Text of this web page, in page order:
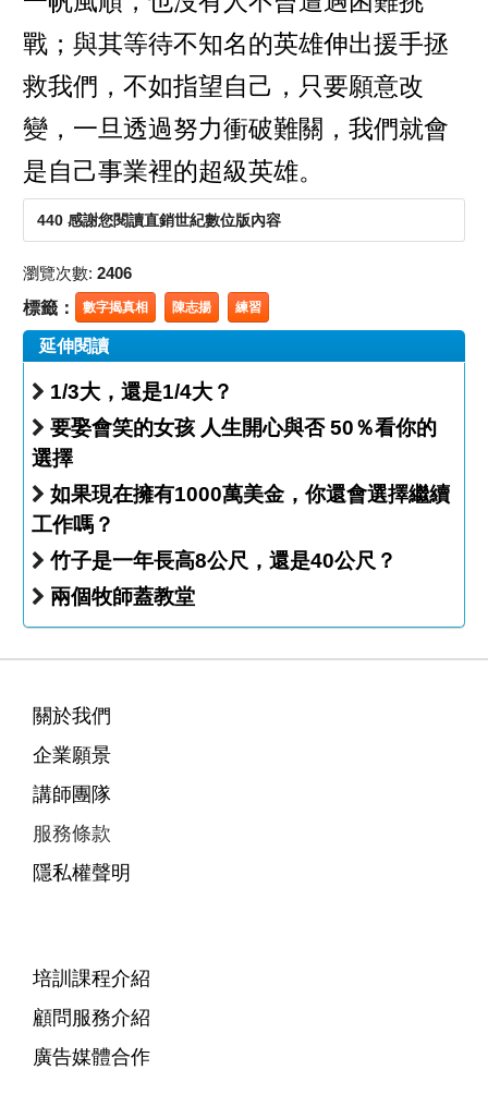
戰；與其等待不知名的英雄伸出援手拯
救我們，不如指望自己，只要願意改
變，一旦透過努力衝破難關，我們就會
是自己事業裡的超級英雄。
440 感謝您閱讀直銷世紀數位版內容
瀏覽次數: 2406
標籤： 數字揭真相 陳志揚 練習
延伸閱讀
1/3大，還是1/4大？
要娶會笑的女孩 人生開心與否 50％看你的
選擇
如果現在擁有1000萬美金，你還會選擇繼續
工作嗎？
竹子是一年長高8公尺，還是40公尺？
兩個牧師蓋教堂
關於我們
企業願景
講師團隊
服務條款
隱私權聲明
培訓課程介紹
顧問服務介紹
廣告媒體合作